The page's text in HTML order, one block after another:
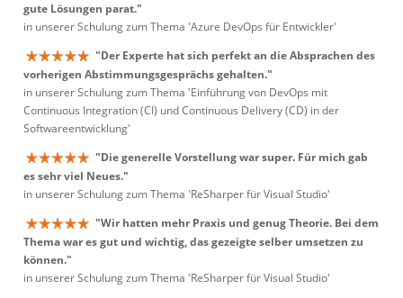
gute Lösungen parat."
in unserer Schulung zum Thema 'Azure DevOps für Entwickler'
"Der Experte hat sich perfekt an die Absprachen des
vorherigen Abstimmungsgesprächs gehalten."
in unserer Schulung zum Thema 'Einführung von DevOps mit
Continuous Integration (CI) und Continuous Delivery (CD) in der
Softwareentwicklung'
"Die generelle Vorstellung war super. Für mich gab
es sehr viel Neues."
in unserer Schulung zum Thema 'ReSharper für Visual Studio'
"Wir hatten mehr Praxis und genug Theorie. Bei dem
Thema war es gut und wichtig, das gezeigte selber umsetzen zu
können."
in unserer Schulung zum Thema 'ReSharper für Visual Studio'